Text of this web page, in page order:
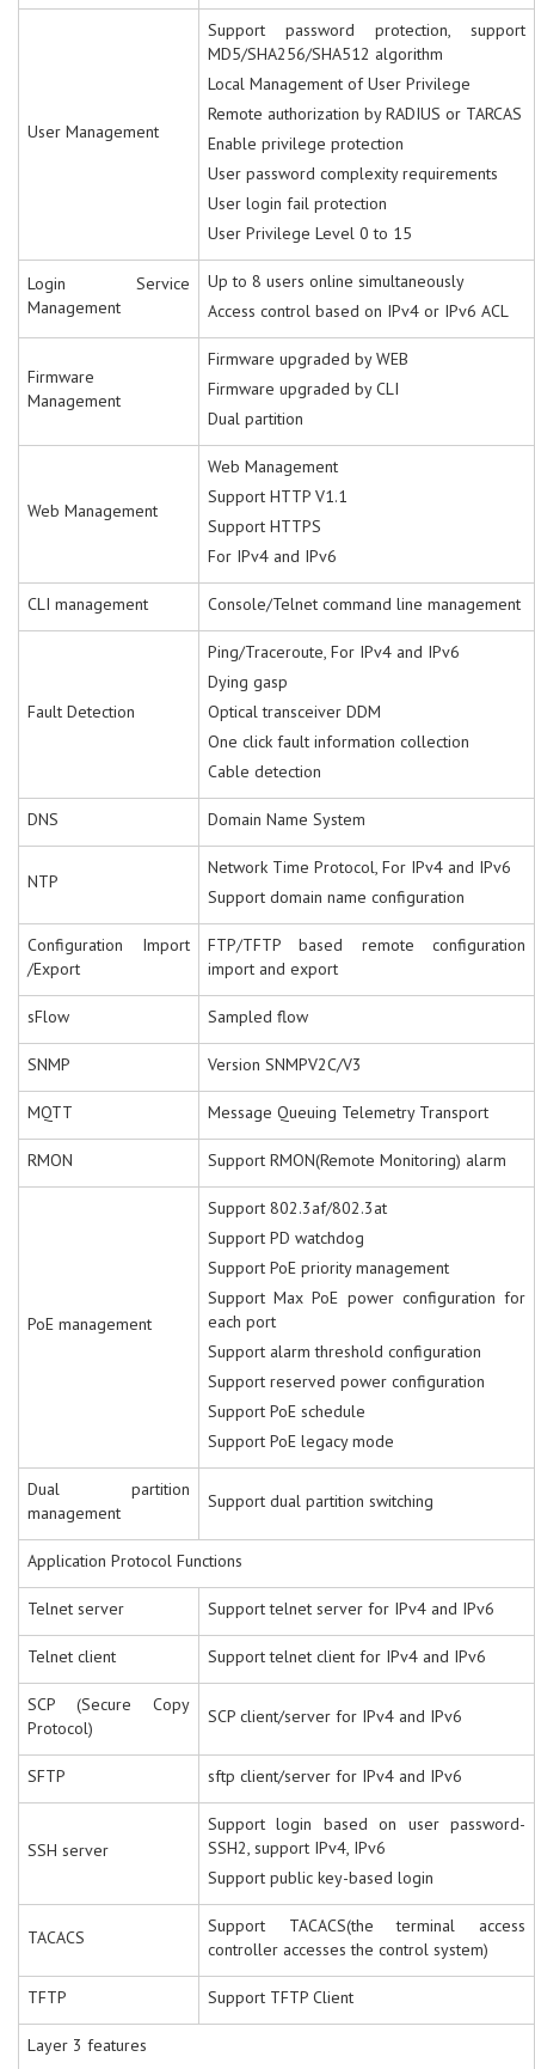
User Management
Support password protection, support
MD5/SHA256/SHA512 algorithm
Local Management of User Privilege
Remote authorization by RADIUS or TARCAS
Enable privilege protection
User password complexity requirements
User login fail protection
User Privilege Level 0 to 15
Login Service
Management
Up to 8 users online simultaneously
Access control based on IPv4 or IPv6 ACL
Firmware
Management
Firmware upgraded by WEB
Firmware upgraded by CLI
Dual partition
Web Management
Web Management
Support HTTP V1.1
Support HTTPS
For IPv4 and IPv6
CLI management Console/Telnet command line management
Fault Detection
Ping/Traceroute, For IPv4 and IPv6
Dying gasp
Optical transceiver DDM
One click fault information collection
Cable detection
DNS Domain Name System
NTP
Network Time Protocol, For IPv4 and IPv6
Support domain name configuration
Configuration Import
/Export
FTP/TFTP based remote configuration
import and export
sFlow Sampled flow
SNMP Version SNMPV2C/V3
MQTT Message Queuing Telemetry Transport
RMON Support RMON(Remote Monitoring) alarm
PoE management
Support 802.3af/802.3at
Support PD watchdog
Support PoE priority management
Support Max PoE power configuration for
each port
Support alarm threshold configuration
Support reserved power configuration
Support PoE schedule
Support PoE legacy mode
Dual partition
management
Support dual partition switching
Application Protocol Functions
Telnet server Support telnet server for IPv4 and IPv6
Telnet client Support telnet client for IPv4 and IPv6
SCP (Secure Copy
Protocol)
SCP client/server for IPv4 and IPv6
SFTP sftp client/server for IPv4 and IPv6
SSH server
Support login based on user password-
SSH2, support IPv4, IPv6
Support public key-based login
TACACS
Support TACACS(the terminal access
controller accesses the control system)
TFTP Support TFTP Client
Layer 3 features